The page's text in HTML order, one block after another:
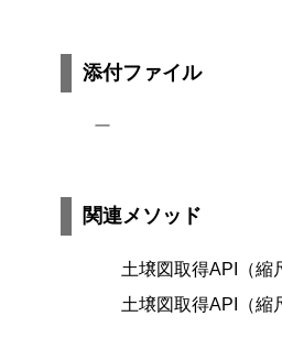
添付ファイル
ー
関連メソッド
土壌図取得API（縮
土壌図取得API（縮